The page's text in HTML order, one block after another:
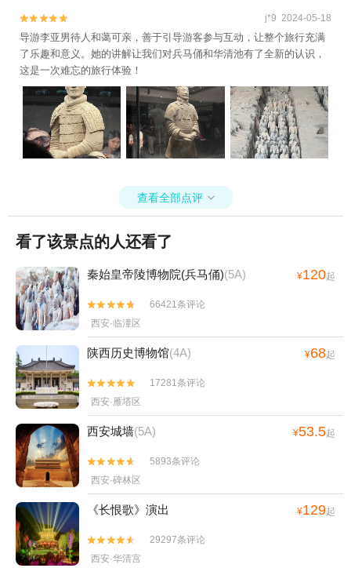

 j*9 2024-05-18
导游李亚男待人和蔼可亲，善于引导游客参与互动，让整个旅行充满
了乐趣和意义。她的讲解让我们对兵马俑和华清池有了全新的认识，
这是一次难忘的旅行体验！
查看全部点评 
看了该景点的人还看了
秦始皇帝陵博物院(兵马俑)(5A) ¥120起


66421条评论
西安·临潼区
陕西历史博物馆(4A) ¥68起


17281条评论
西安·雁塔区
西安城墙(5A) ¥53.5起


5893条评论
西安·碑林区
《长恨歌》演出 ¥129起


29297条评论
西安·华清宫